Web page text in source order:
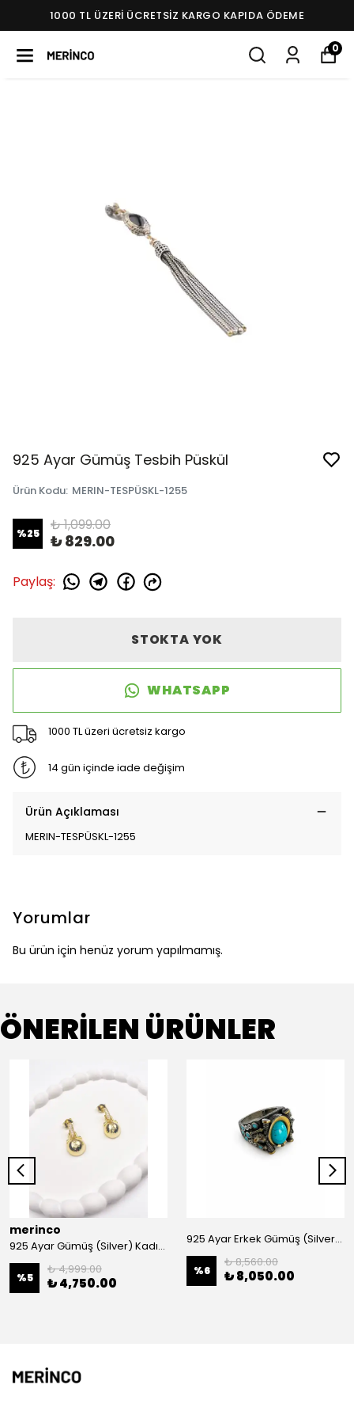
1000 TL ÜZERI ÜCRETSIZ KARGO KAPIDA ÖDEME
0
925 Ayar Gümüş Tesbih Püskül
Ürün Kodu: MERIN-TESPÜSKL-1255
%25 ₺ 1,099.00
₺ 829.00
Paylaş:
STOKTA YOK
WHATSAPP
1000 TL üzeri ücretsiz kargo
14 gün içinde iade değişim
Ürün Açıklaması
MERIN-TESPÜSKL-1255
Yorumlar
Bu ürün için henüz yorum yapılmamış.
ÖNERİLEN ÜRÜNLER
merinco
925 Ayar Gümüş (Silver) Kadın Küpe
%5
₺ 4,999.00
₺ 4,750.00
925 Ayar Erkek Gümüş (Silver) Yüzük
%6
₺ 8,560.00
₺ 8,050.00